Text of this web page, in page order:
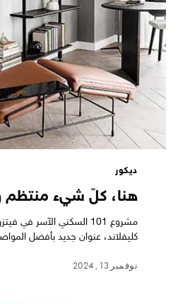
ديكور
هنا، كلّ شيء
مشروع 101 السكني الآسر
كليفلاند، عنوان جديد بأفضل
نوفمبر 13, 2024